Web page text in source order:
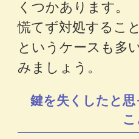
くつかあります。
慌てず対処するこ
というケースも多
みましょう。
鍵を失くしたと
こ